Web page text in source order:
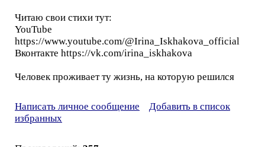
Читаю свои стихи тут:
YouTube
https://www.youtube.com/@Irina_Iskhakova_official
Вконтакте https://vk.com/irina_iskhakova
Человек проживает ту жизнь, на которую решился
Написать личное сообщение
Добавить в список
избранных